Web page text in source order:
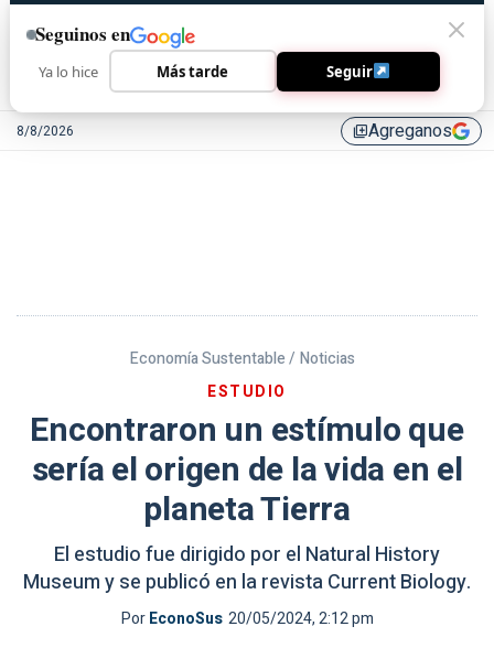
8/8/2026 library_addAgreganos
Economía Sustentable / Noticias
ESTUDIO
Encontraron un estímulo que
sería el origen de la vida en el
planeta Tierra
El estudio fue dirigido por el Natural History
Museum y se publicó en la revista Current Biology.
PorEconoSus 20/05/2024, 2:12 pm
Seguinos en
Ya lo hice Más tarde Seguir